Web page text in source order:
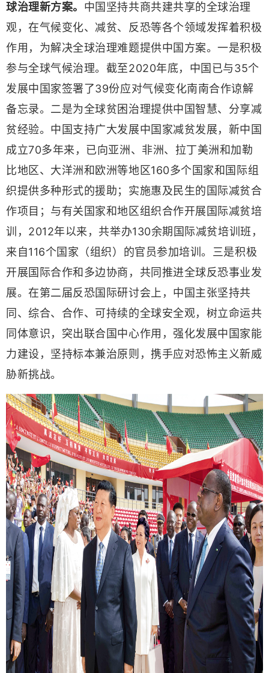
球治理新方案。 中国坚持共商共建共享的全球治理
观，在气候变化、减贫、反恐等各个领域发挥着积极
作用，为解决全球治理难题提供中国方案。一是积极
参与全球气候治理。截至2020年底，中国已与35个
发展中国家签署了39份应对气候变化南南合作谅解
备忘录。二是为全球贫困治理提供中国智慧、分享减
贫经验。中国支持广大发展中国家减贫发展，新中国
成立70多年来，已向亚洲、非洲、拉丁美洲和加勒
比地区、大洋洲和欧洲等地区160多个国家和国际组
织提供多种形式的援助；实施惠及民生的国际减贫合
作项目；与有关国家和地区组织合作开展国际减贫培
训，2012年以来，共举办130余期国际减贫培训班，
来自116个国家（组织）的官员参加培训。三是积极
开展国际合作和多边协商，共同推进全球反恐事业发
展。在第二届反恐国际研讨会上，中国主张坚持共
同、综合、合作、可持续的全球安全观，树立命运共
同体意识，突出联合国中心作用，强化发展中国家能
力建设，坚持标本兼治原则，携手应对恐怖主义新威
胁新挑战。